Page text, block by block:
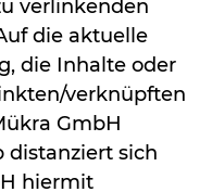
verlinkenden
die aktuelle
die Inhalte oder
verknüpften
GmbH
distanziert sich
hiermit